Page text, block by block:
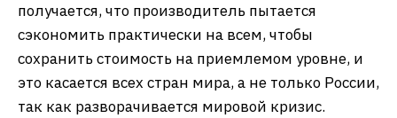
получается, что производитель пытается
сэкономить практически на всем, чтобы
сохранить стоимость на приемлемом уровне, и
это касается всех стран мира, а не только России,
так как разворачивается мировой кризис.